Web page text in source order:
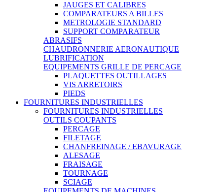
JAUGES ET CALIBRES
COMPARATEURS A BILLES
METROLOGIE STANDARD
SUPPORT COMPARATEUR
ABRASIFS
CHAUDRONNERIE AERONAUTIQUE
LUBRIFICATION
EQUIPEMENTS GRILLE DE PERCAGE
PLAQUETTES OUTILLAGES
VIS ARRETOIRS
PIEDS
FOURNITURES INDUSTRIELLES
FOURNITURES INDUSTRIELLES
OUTILS COUPANTS
PERCAGE
FILETAGE
CHANFREINAGE / EBAVURAGE
ALESAGE
FRAISAGE
TOURNAGE
SCIAGE